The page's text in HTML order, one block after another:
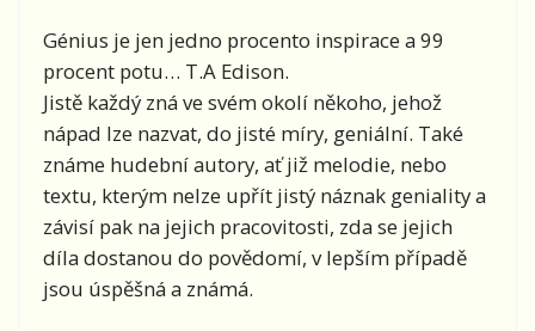
Génius je jen jedno procento inspirace a 99
procent potu… T.A Edison.
Jistě každý zná ve svém okolí někoho, jehož
nápad lze nazvat, do jisté míry, geniální. Také
známe hudební autory, ať již melodie, nebo
textu, kterým nelze upřít jistý náznak geniality a
závisí pak na jejich pracovitosti, zda se jejich
díla dostanou do povědomí, v lepším případě
jsou úspěšná a známá.